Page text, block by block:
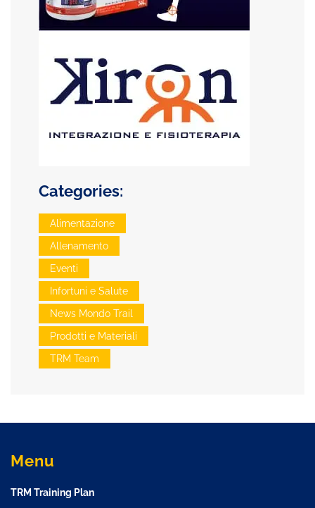
Categories:
Alimentazione
Allenamento
Eventi
Infortuni e Salute
News Mondo Trail
Prodotti e Materiali
TRM Team
Menu
TRM Training Plan